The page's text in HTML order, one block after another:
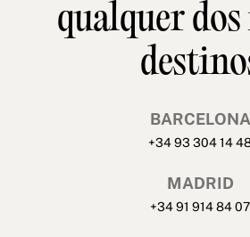
qualquer dos
BARCELONA
+34 93 304 14
MADRID
+34 91 914 84 07